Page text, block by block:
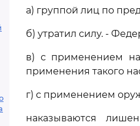
а) группой лиц по
б) утратил силу. -
в) с применением
применения такого
г) с применением
наказываются